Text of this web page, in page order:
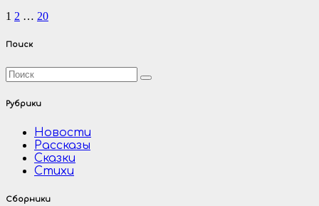
Пагинация
записей
1 2 … 20
Поиск
Рубрики
Новости
Рассказы
Сказки
Стихи
Сборники